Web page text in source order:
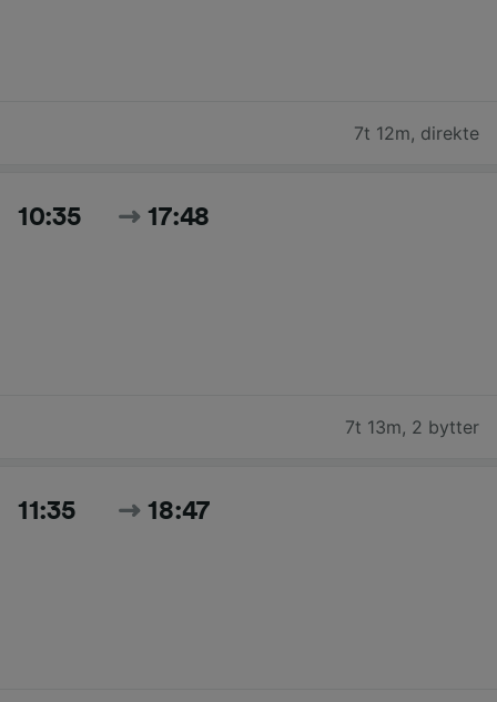
7t 12m, direkte
10:35 17:48
7t 13m, 2 bytter
11:35 18:47